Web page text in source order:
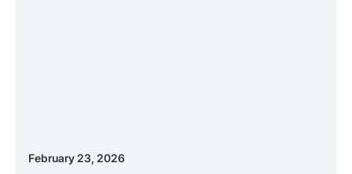
February 23, 2026